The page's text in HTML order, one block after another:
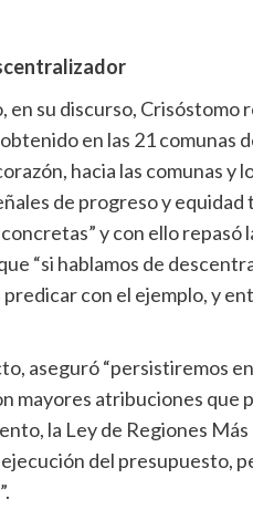
en su discurso,
en las 21 comunas
hacia las comunas y
de progreso y
y con ello repasó
“si hablamos de
predicar con el ejemplo, y
aseguró “persistiremos
mayores atribuciones que
la Ley de Regiones
del presupuesto,